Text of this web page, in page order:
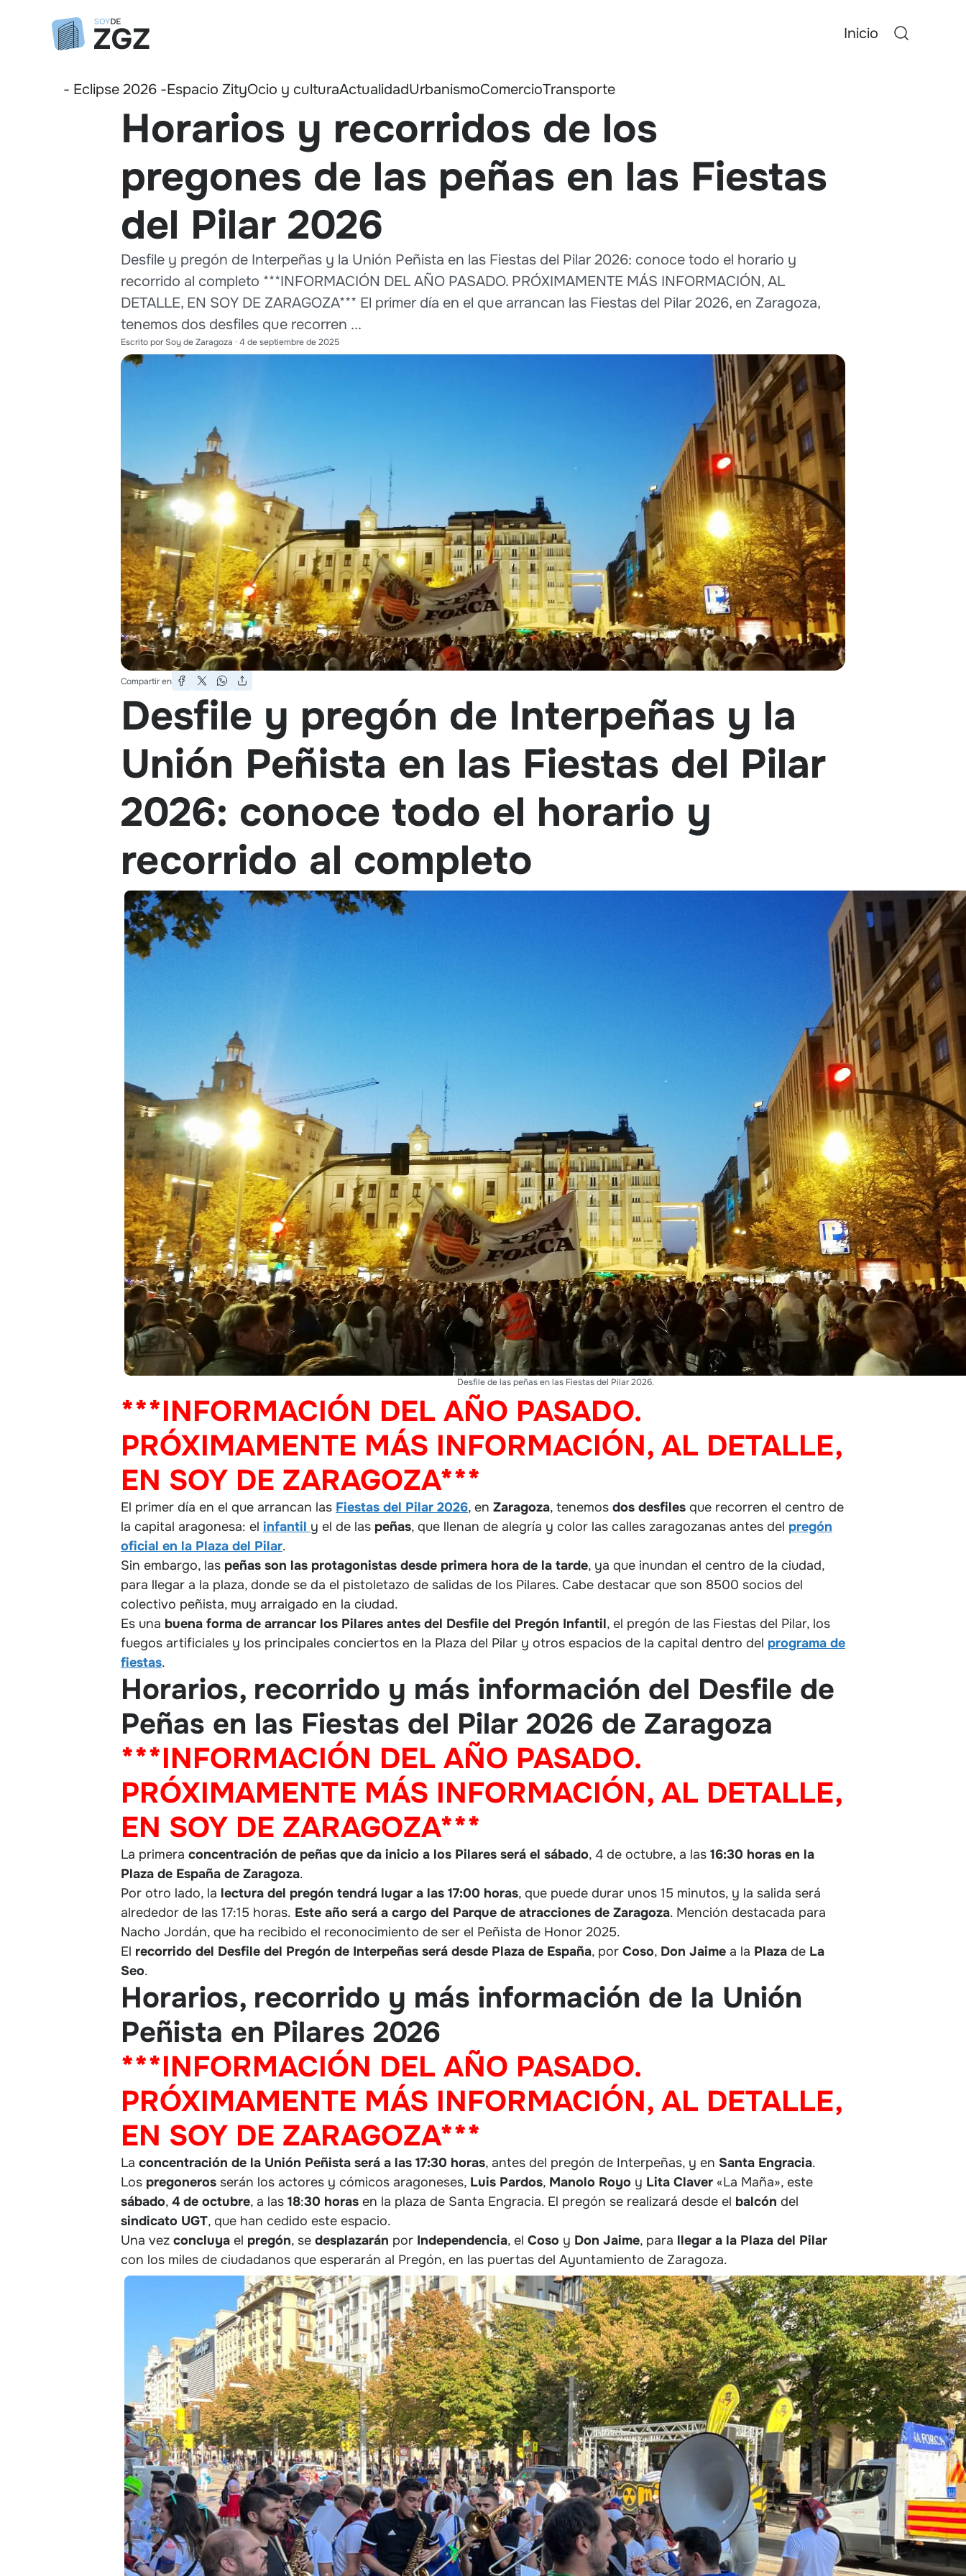
Inicio
- Eclipse 2026 -Espacio ZityOcio y culturaActualidadUrbanismoComercioTransporte
Horarios y recorridos de los
pregones de las peñas en las Fiestas
del Pilar 2026
Desfile y pregón de Interpeñas y la Unión Peñista en las Fiestas del Pilar 2026: conoce todo el horario y
recorrido al completo ***INFORMACIÓN DEL AÑO PASADO. PRÓXIMAMENTE MÁS INFORMACIÓN, AL
DETALLE, EN SOY DE ZARAGOZA*** El primer día en el que arrancan las Fiestas del Pilar 2026, en Zaragoza,
tenemos dos desfiles que recorren ...
Escrito porSoy de Zaragoza · 4 de septiembre de 2025
Compartir en
Desfile y pregón de Interpeñas y la
Unión Peñista en las Fiestas del Pilar
2026: conoce todo el horario y
recorrido al completo
Desfile de las peñas en las Fiestas del Pilar 2026.
***INFORMACIÓN DEL AÑO PASADO.
PRÓXIMAMENTE MÁS INFORMACIÓN, AL DETALLE,
EN SOY DE ZARAGOZA***
El primer día en el que arrancan las Fiestas del Pilar 2026, en Zaragoza, tenemos dos desfiles que recorren el centro de
la capital aragonesa: el infantil y el de las peñas, que llenan de alegría y color las calles zaragozanas antes del pregón
oficial en la Plaza del Pilar.
Sin embargo, las peñas son las protagonistas desde primera hora de la tarde, ya que inundan el centro de la ciudad,
para llegar a la plaza, donde se da el pistoletazo de salidas de los Pilares. Cabe destacar que son 8500 socios del
colectivo peñista, muy arraigado en la ciudad.
Es una buena forma de arrancar los Pilares antes del Desfile del Pregón Infantil, el pregón de las Fiestas del Pilar, los
fuegos artificiales y los principales conciertos en la Plaza del Pilar y otros espacios de la capital dentro del programa de
fiestas.
Horarios, recorrido y más información del Desfile de
Peñas en las Fiestas del Pilar 2026 de Zaragoza
***INFORMACIÓN DEL AÑO PASADO.
PRÓXIMAMENTE MÁS INFORMACIÓN, AL DETALLE,
EN SOY DE ZARAGOZA***
La primera concentración de peñas que da inicio a los Pilares será el sábado, 4 de octubre, a las 16:30 horas en la
Plaza de España de Zaragoza.
Por otro lado, la lectura del pregón tendrá lugar a las 17:00 horas, que puede durar unos 15 minutos, y la salida será
alrededor de las 17:15 horas. Este año será a cargo del Parque de atracciones de Zaragoza. Mención destacada para
Nacho Jordán, que ha recibido el reconocimiento de ser el Peñista de Honor 2025.
El recorrido del Desfile del Pregón de Interpeñas será desde Plaza de España, por Coso, Don Jaime a la Plaza de La
Seo.
Horarios, recorrido y más información de la Unión
Peñista en Pilares 2026
***INFORMACIÓN DEL AÑO PASADO.
PRÓXIMAMENTE MÁS INFORMACIÓN, AL DETALLE,
EN SOY DE ZARAGOZA***
La concentración de la Unión Peñista será a las 17:30 horas, antes del pregón de Interpeñas, y en Santa Engracia.
Los pregoneros serán los actores y cómicos aragoneses, Luis Pardos, Manolo Royo y Lita Claver «La Maña», este
sábado, 4 de octubre, a las 18:30 horas en la plaza de Santa Engracia. El pregón se realizará desde el balcón del
sindicato UGT, que han cedido este espacio.
Una vez concluya el pregón, se desplazarán por Independencia, el Coso y Don Jaime, para llegar a la Plaza del Pilar
con los miles de ciudadanos que esperarán al Pregón, en las puertas del Ayuntamiento de Zaragoza.